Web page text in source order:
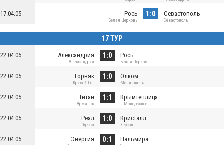
17.04.05 Рось
Белая Церковь
1:0 Севастополь
Севастополь
17 ТУР
22.04.05 Александрия
Александрия
1:0 Рось
Белая Церковь
22.04.05 Горняк
Кривой Рог
1:0 Олком
Мелитополь
22.04.05 Титан
Армянск
1:1 Крымтеплица
п.Молодежное
22.04.05 Реал
Одесса
1:0 Кристалл
Херсон
22.04.05 Энергия 0:1 Пальмира